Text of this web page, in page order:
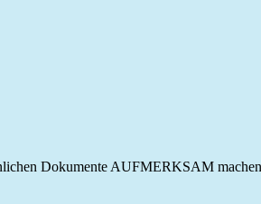
Dokumente AUFMERKSAM